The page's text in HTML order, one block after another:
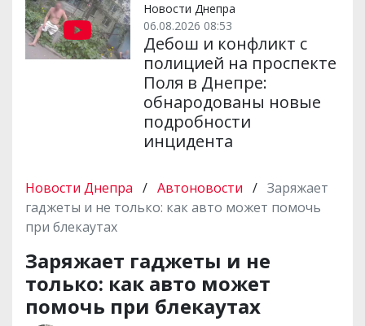
Новости Днепра
06.08.2026 08:53
Дебош и конфликт с
полицией на проспекте
Поля в Днепре:
обнародованы новые
подробности
инцидента
Новости Днепра / Автоновости / Заряжает
гаджеты и не только: как авто может помочь
при блекаутах
Заряжает гаджеты и не
только: как авто может
помочь при блекаутах